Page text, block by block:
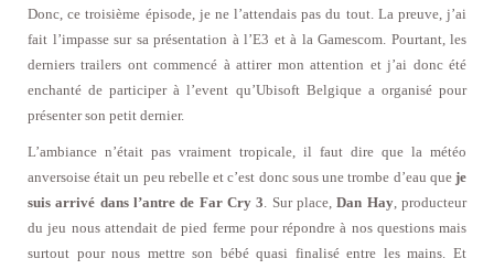
Donc, ce troisième épisode, je ne l’attendais pas du tout. La preuve, j’ai
fait l’impasse sur sa présentation à l’E3 et à la Gamescom. Pourtant, les
derniers trailers ont commencé à attirer mon attention et j’ai donc été
enchanté de participer à l’event qu’Ubisoft Belgique a organisé pour
présenter son petit dernier.
L’ambiance n’était pas vraiment tropicale, il faut dire que la météo
anversoise était un peu rebelle et c’est donc sous une trombe d’eau que je
suis arrivé dans l’antre de Far Cry 3. Sur place,Dan Hay, producteur
du jeu nous attendait de pied ferme pour répondre à nos questions mais
surtout pour nous mettre son bébé quasi finalisé entre les mains. Et